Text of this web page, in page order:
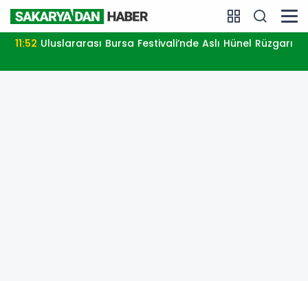
10:06E-KİP’e Dijital Dönüşüm Ödülü: E-İhracatçılara